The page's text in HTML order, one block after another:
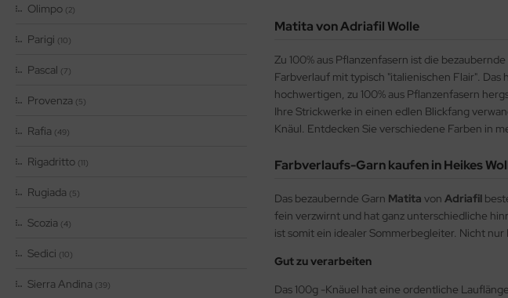
Olimpo (2)
Parigi (10)
Pascal (7)
Provenza (5)
Rafia (49)
Rigadritto (11)
Rugiada (5)
Scozia (4)
Sedici (10)
Sierra Andina (39)
Matita von Adriafil Wolle
Zu 100% aus Pflanzenfasern ist die bezaubernde
Farbverlauf mit typisch "italienischen Flair".
hochwertigen, zu 100% aus Pflanzenfasern
Ihre Strickwerke in einen edlen Blickfang
Knäul. Entdecken Sie verschiedene Farben in
Farbverlaufs-Garn kaufen in Heikes
Das bezaubernde Garn Matita von Adriafil
fein verzwirnt und hat ganz unterschiedliche
ist somit ein idealer Sommerbegleiter. Nicht
Gut zu verarbeiten
Das 100g -Knäuel hat eine ordentliche